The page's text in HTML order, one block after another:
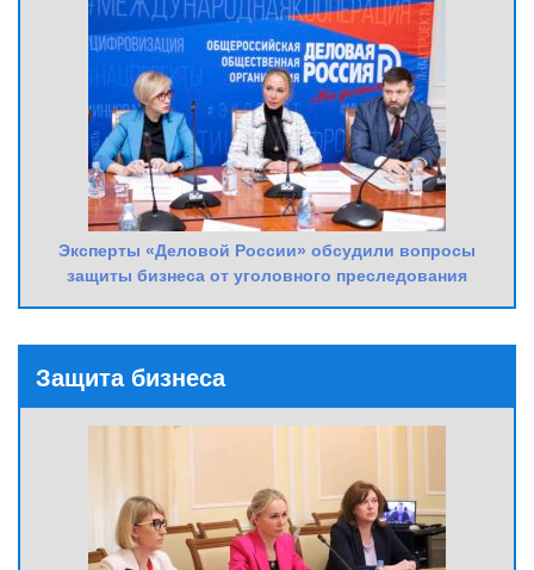
Эксперты «Деловой России» обсудили вопросы
защиты бизнеса от уголовного преследования
Защита бизнеса